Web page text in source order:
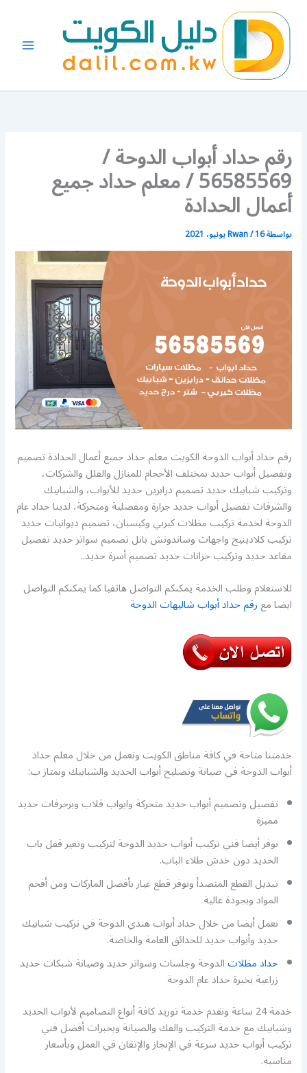
المحتوى
رقم حداد أبواب الدوحة /
56585569 / معلم حداد جميع
أعمال الحدادة
بواسطة Rwan/16 يونيو، 2021
رقم حداد أبواب الدوحة الكويت معلم حداد جميع أعمال الحدادة تصميم
وتفصيل أبواب حديد بمختلف الأحجام للمنازل والفلل والشركات،
وتركيب شبابيك حديد تصميم درابزين حديد للأبواب، والشبابيك
والشرفات تفصيل أبواب حديد جرارة ومفصلية ومتحركة، لدينا حداد عام
الدوحة لخدمة تركيب مظلات كيربي وكيسبان، تصميم ديوانيات حديد
تركيب كلادينيج واجهات وساندوتش بانل تصميم سواتر حديد تفصيل
مقاعد حديد وتركيب خزانات حديد تصميم أسرة حديد..
للاستعلام وطلب الخدمة يمكنكم التواصل هاتفيا كما يمكنكم التواصل
ايضا معرقم حداد أبواب شاليهات الدوحة
خدمتنا متاحة في كافة مناطق الكويت ونعمل من خلال معلم حداد
أبواب الدوحة في صيانة وتصليح أبواب الحديد والشبابيك ونمتاز ب:
تفصيل وتصميم أبواب حديد متحركة وابواب قلاب وبزخرفات حديد
مميزة
نوفر أيضا فني تركيب أبواب حديد الدوحة لتركيب وتغير قفل باب
الحديد دون خدش طلاء الباب.
تبديل القطع المتصدأ ونوفر قطع غيار بأفضل الماركات ومن أفخم
المواد وبجودة عالية
نعمل أيضا من خلال حداد أبواب هندي الدوحة في تركيب شبابيك
حديد وأبواب حديد للحدائق العامة والخاصة.
حداد مظلاتالدوحة وجلسات وسواتر حديد وصيانة شبكات حديد
زراعية بخبرة حداد عام الدوحة
خدمة 24 ساعة ونقدم خدمة توريد كافة أنواع التصاميم لأبواب الحديد
وشبابيك مع خدمة التركيب والفك والصيانة وبخبرات أفضل فني
تركيب أبواب حديد سرعة في الإنجاز والإتقان في العمل وبأسعار
مناسبة.